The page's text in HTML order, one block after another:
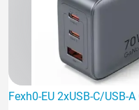
Fexh0-EU 2xUSB-C/